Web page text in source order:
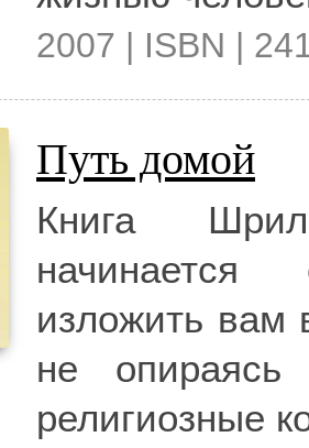
2007 | ISBN |
Путь домой
Книга
изложить вам
не
религиозные